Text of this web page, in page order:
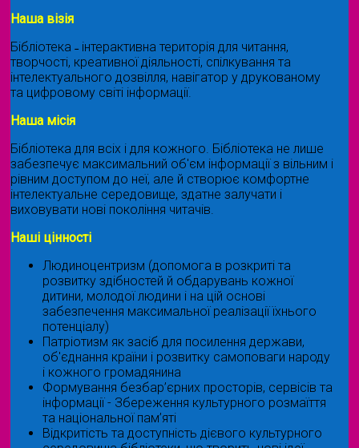
Наша візія
Бібліотека ˗ інтерактивна територія для читання,
творчості, креативної діяльності, спілкування та
інтелектуального дозвілля, навігатор у друкованому
та цифровому світі інформації.
Наша місія
Бібліотека для всіх і для кожного. Бібліотека не лише
забезпечує максимальний об'єм інформації з вільним і
рівним доступом до неї, але й створює комфортне
інтелектуальне середовище, здатне залучати і
виховувати нові покоління читачів.
Наші цінності
Людиноцентризм (допомога в розкриті та
розвитку здібностей й обдарувань кожної
дитини, молодої людини і на цій основі
забезпечення максимальної реалізації їхнього
потенціалу)
Патріотизм як засіб для посилення держави,
об'єднання країни і розвитку самоповаги народу
і кожного громадянина
Формування безбар’єрних просторів, сервісів та
інформації - Збереження культурного розмаїття
та національної пам’яті
Відкритість та доступність дієвого культурного